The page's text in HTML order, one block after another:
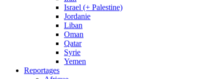
Israel (+ Palestine)
Jordanie
Liban
Oman
Qatar
Syrie
Yemen
Reportages